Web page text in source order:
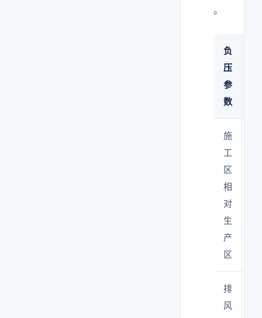
。
负
压
参
数
施
工
区
相
对
生
产
区
排
风